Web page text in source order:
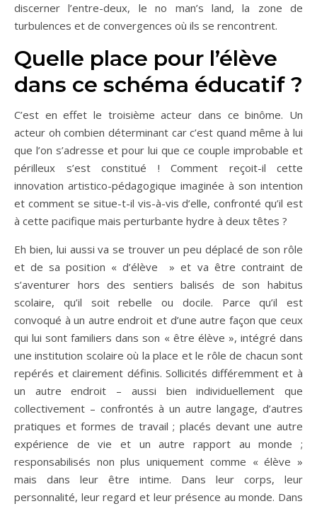
discerner l’entre-deux, le no man’s land, la zone de
turbulences et de convergences où ils se rencontrent.
Quelle place pour l’élève
dans ce schéma éducatif ?
C’est en effet le troisième acteur dans ce binôme. Un
acteur oh combien déterminant car c’est quand même à lui
que l’on s’adresse et pour lui que ce couple improbable et
périlleux s’est constitué ! Comment reçoit-il cette
innovation artistico-pédagogique imaginée à son intention
et comment se situe-t-il vis-à-vis d’elle, confronté qu’il est
à cette pacifique mais perturbante hydre à deux têtes ?
Eh bien, lui aussi va se trouver un peu déplacé de son rôle
et de sa position « d’élève » et va être contraint de
s’aventurer hors des sentiers balisés de son habitus
scolaire, qu’il soit rebelle ou docile. Parce qu’il est
convoqué à un autre endroit et d’une autre façon que ceux
qui lui sont familiers dans son « être élève », intégré dans
une institution scolaire où la place et le rôle de chacun sont
repérés et clairement définis. Sollicités différemment et à
un autre endroit – aussi bien individuellement que
collectivement – confrontés à un autre langage, d’autres
pratiques et formes de travail ; placés devant une autre
expérience de vie et un autre rapport au monde ;
responsabilisés non plus uniquement comme « élève »
mais dans leur être intime. Dans leur corps, leur
personnalité, leur regard et leur présence au monde. Dans